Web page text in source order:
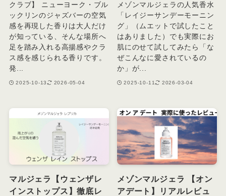
クラブ】 ニューヨーク・ブル
ックリンのジャズバーの空気
感を再現した香りは大人だけ
が知っている、そんな場所へ
足を踏み入れる高揚感やクラ
ス感を感じられる香りです。
発...
2025-10-13 2026-05-04
メゾンマルジェラの人気香水
「レイジーサンデーモーニン
グ」（ムエットで試したこと
はありました）でも実際にお
肌にのせて試してみたら「な
ぜこんなに愛されているの
か」が...
2025-10-11 2026-03-04
マルジェラ【ウェンザレ
インストップス】徹底レ
メゾンマルジェラ 【オン
アデート】リアルレビュ